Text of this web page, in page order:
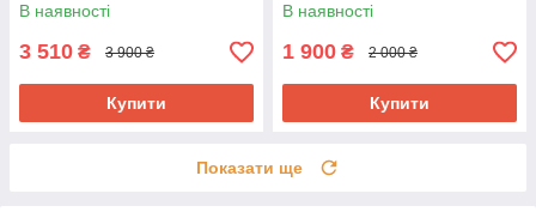
В наявності
3 510 ₴ 3 900 ₴
Купити
В наявності
1 900 ₴ 2 000 ₴
Купити
Показати ще